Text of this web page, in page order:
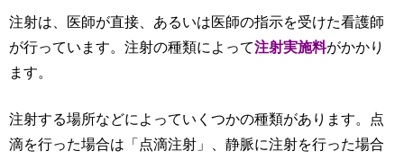
注射は、医師が直接、あるいは医師の指示を受けた看護師
が行っています。注射の種類によって注射実施料がかかり
ます。
注射する場所などによっていくつかの種類があります。点
滴を行った場合は「点滴注射」、静脈に注射を行った場合